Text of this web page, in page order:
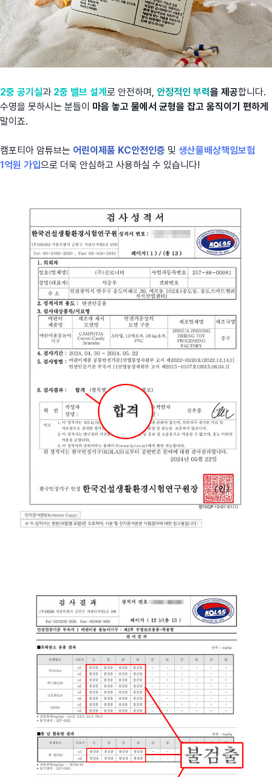
2중 공기실과 2중 밸브 설계 로 안전하며, 안정적인 부력을 제공합니다.
수영을 못하시는 분들이 마음 놓고 물에서 균형을 잡고 움직이기 편하게
말이죠.
캠포티아 암튜브는 어린이제품 KC안전인증 및 생산물배상책임보험
1억원 가입으로 더욱 안심하고 사용하실 수 있습니다!